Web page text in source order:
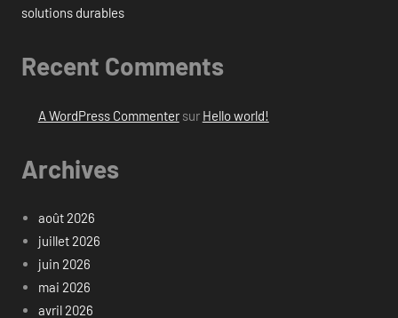
solutions durables
Recent Comments
A WordPress Commentersur Hello world!
Archives
août 2026
juillet 2026
juin 2026
mai 2026
avril 2026